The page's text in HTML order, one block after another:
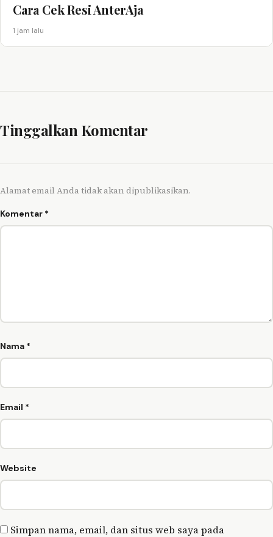
Cara Cek Resi AnterAja
1 jam lalu
Tinggalkan Komentar
Alamat email Anda tidak akan dipublikasikan.
Komentar *
Nama *
Email *
Website
Simpan nama, email, dan situs web saya pada